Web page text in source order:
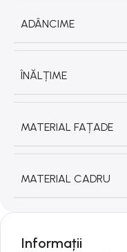
ADÂNCIME
ÎNĂLȚIME
MATERIAL FAȚADE
MATERIAL CADRU
Informații